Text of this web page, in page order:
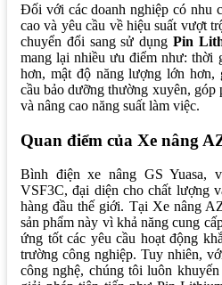
Đối với các doanh nghiệp có nhu
cao và yêu cầu về hiệu suất vượt
chuyển đổi sang sử dụngPin
mang lại nhiều ưu điểm như: thời
hơn, mật độ năng lượng lớn
cầu bảo dưỡng thường xuyên,
và nâng cao năng suất làm việc.
Quan điểm của Xe nâng
Bình điện xe nâng GS Yuasa,
VSF3C, đại diện cho chất lượng
hàng đầu thế giới. Tại Xe nâng
sản phẩm này vì khả năng cung
ứng tốt các yêu cầu hoạt động
trường công nghiệp. Tuy nhiên,
công nghệ, chúng tôi luôn